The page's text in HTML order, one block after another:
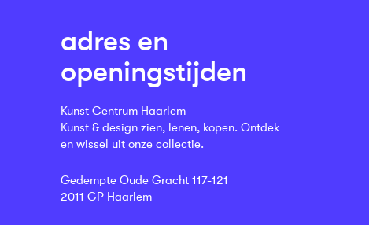
adres en
openingstijden
Kunst Centrum Haarlem
Kunst & design zien, lenen, kopen. Ontdek
en wissel uit onze collectie.
Gedempte Oude Gracht 117-121
2011 GP Haarlem